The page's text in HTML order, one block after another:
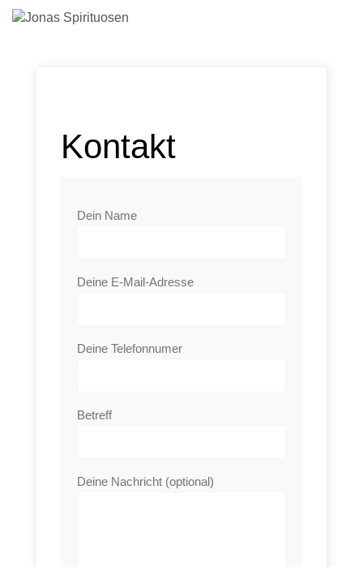
Skip
Kontakt
Dein Name
Deine E-Mail-Adresse
Deine Telefonnumer
Betreff
Deine Nachricht (optional)